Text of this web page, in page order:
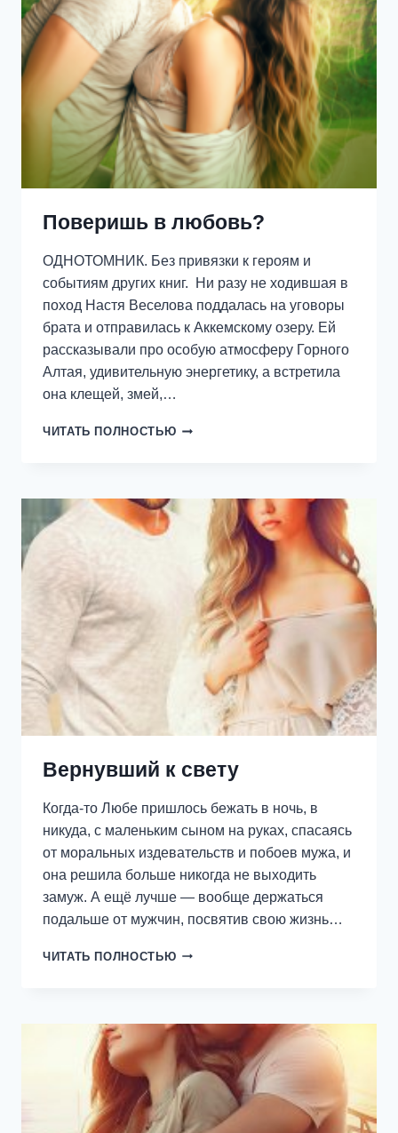
Поверишь в любовь?
ОДНОТОМНИК. Без привязки к героям и
событиям других книг. Ни разу не ходившая в
поход Настя Веселова поддалась на уговоры
брата и отправилась к Аккемскому озеру. Ей
рассказывали про особую атмосферу Горного
Алтая, удивительную энергетику, а встретила
она клещей, змей,…
ЧИТАТЬ ПОЛНОСТЬЮ ПОВЕРИШЬ
Вернувший к свету
Когда-то Любе пришлось бежать в ночь, в
никуда, с маленьким сыном на руках, спасаясь
от моральных издевательств и побоев мужа, и
она решила больше никогда не выходить
замуж. А ещё лучше — вообще держаться
подальше от мужчин, посвятив свою жизнь…
ЧИТАТЬ ПОЛНОСТЬЮ ВЕРНУВШИЙ